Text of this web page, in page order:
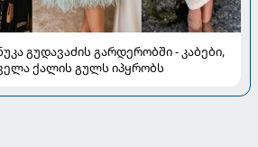
გუდავაძის გარდერობში - კაბები,
ქალის გულს იპყრობს